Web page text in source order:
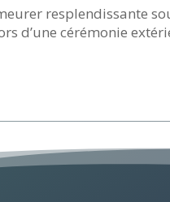
resplendissante
d’une cérémonie